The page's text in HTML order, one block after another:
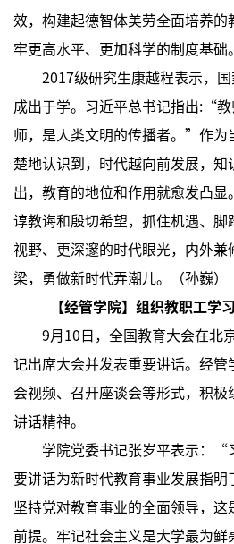
效，构建起德智体美劳全面培养的
牢更高水平、更加科学的制度基础。
2017级研究生康越程表示，国
成出于学。习近平总书记指出:“
师，是人类文明的传播者。”作为
楚地认识到，时代越向前发展，知
出，教育的地位和作用就愈发凸
谆教诲和殷切希望，抓住机遇、脚
视野、更深邃的时代眼光，内外兼
梁，勇做新时代弄潮儿。（孙巍）
【经管学院】组织教职工学
9月10日，全国教育大会在北京
记出席大会并发表重要讲话。经管
会视频、召开座谈会等形式，积极
讲话精神。
学院党委书记张岁平表示：“
要讲话为新时代教育事业发展指明
坚持党对教育事业的全面领导，这
前提。牢记社会主义是大学最为鲜